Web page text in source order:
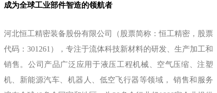
成为全球工业部件智造的领航者
河北恒工精密装备股份有限公司（股票简称：恒工精密，股票
代码：301261），专注于流体科技新材料的研发、生产加工和
销售。公司产品广泛应用于液压工程机械、空气压缩、注塑
机、新能源汽车、机器人、低空飞行器等领域， 销售和服务